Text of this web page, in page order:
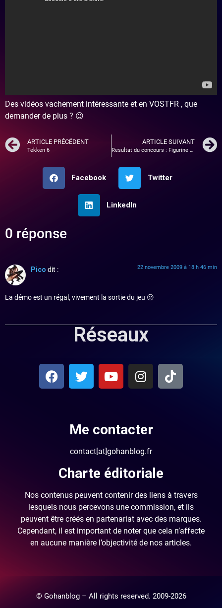
Des vidéos vachement intéressante et en VOSTFR , que
demander de plus ? 😉
ARTICLE PRÉCÉDENT
Tekken 6
ARTICLE SUIVANT
Facebook Twitter
LinkedIn
0 réponse
Pico dit : 22 novembre 2009 à 18 h 46 min
La démo est un régal, vivement la sortie du jeu 😛
Réseaux
Me contacter
contact[at]gohanblog.fr
Charte éditoriale
Nos contenus peuvent contenir des liens à travers
lesquels nous percevons une commission, et ils
peuvent être créés en partenariat avec des marques.
Cependant, il est important de noter que cela n’affecte
en aucune manière l’objectivité de nos articles.
© Gohanblog – All rights reserved. 2009-2026